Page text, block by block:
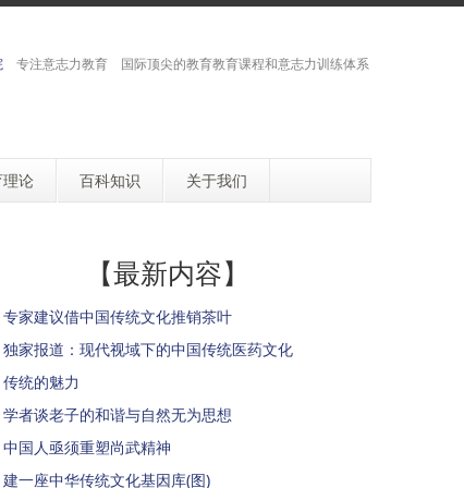
专注意志力教育 国际顶尖的教育教育课程和意志力训练体系
论 百科知识 关于我们
【最新内容】
专家建议借中国传统文化推销茶叶
独家报道：现代视域下的中国传统医药文化
传统的魅力
学者谈老子的和谐与自然无为思想
中国人亟须重塑尚武精神
建一座中华传统文化基因库(图)